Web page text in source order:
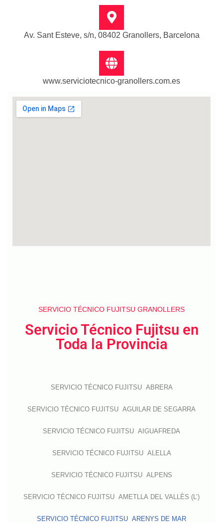
Av. Sant Esteve, s/n, 08402 Granollers, Barcelona
www.serviciotecnico-granollers.com.es
SERVICIO TÉCNICO FUJITSU GRANOLLERS
Servicio Técnico Fujitsu en
Toda la Provincia
SERVICIO TÉCNICO FUJITSU ABRERA
SERVICIO TÉCNICO FUJITSU AGUILAR DE SEGARRA
SERVICIO TÉCNICO FUJITSU AIGUAFREDA
SERVICIO TÉCNICO FUJITSU ALELLA
SERVICIO TÉCNICO FUJITSU ALPENS
SERVICIO TÉCNICO FUJITSU AMETLLA DEL VALLÈS (L’)
SERVICIO TÉCNICO FUJITSU ARENYS DE MAR